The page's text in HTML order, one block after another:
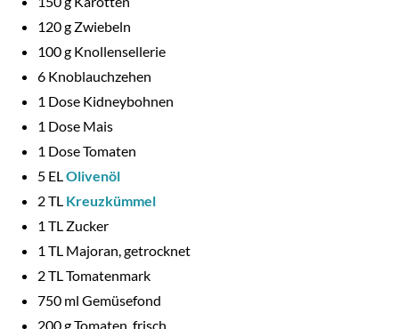
120g Zwiebeln
100g Knollensellerie
6 Knoblauchzehen
1 Dose Kidneybohnen
1 Dose Mais
1 Dose Tomaten
5 ELOlivenöl
2TL Kreuzkümmel
1 TL Zucker
1 TL Majoran, getrocknet
2TL Tomatenmark
750 ml Gemüsefond
200g Tomaten, frisch